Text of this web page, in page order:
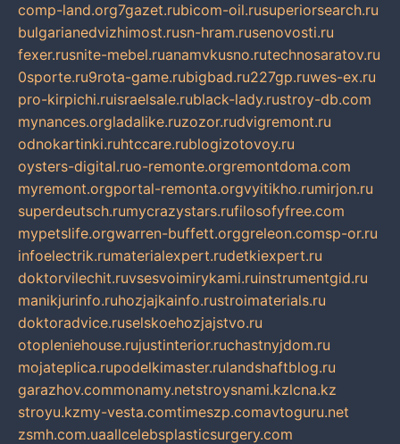
comp-land.org7gazet.rubicom-oil.rusuperiorsearch.ru
bulgarianedvizhimost.rusn-hram.rusenovosti.ru
fexer.rusnite-mebel.ruanamvkusno.rutechnosaratov.ru
0sporte.ru9rota-game.rubigbad.ru227gp.ruwes-ex.ru
pro-kirpichi.ruisraelsale.rublack-lady.rustroy-db.com
mynances.orgladalike.ruzozor.rudvigremont.ru
odnokartinki.ruhtccare.rublogizotovoy.ru
oysters-digital.ruo-remonte.orgremontdoma.com
myremont.orgportal-remonta.orgvyitikho.rumirjon.ru
superdeutsch.rumycrazystars.rufilosofyfree.com
mypetslife.orgwarren-buffett.orggreleon.comsp-or.ru
infoelectrik.rumaterialexpert.rudetkiexpert.ru
doktorvilechit.ruvsesvoimirykami.ruinstrumentgid.ru
manikjurinfo.ruhozjajkainfo.rustroimaterials.ru
doktoradvice.ruselskoehozjajstvo.ru
otopleniehouse.rujustinterior.ruchastnyjdom.ru
mojateplica.rupodelkimaster.rulandshaftblog.ru
garazhov.commonamy.netstroysnami.kzlcna.kz
stroyu.kzmy-vesta.comtimeszp.comavtoguru.net
zsmh.com.uaallcelebsplasticsurgery.com